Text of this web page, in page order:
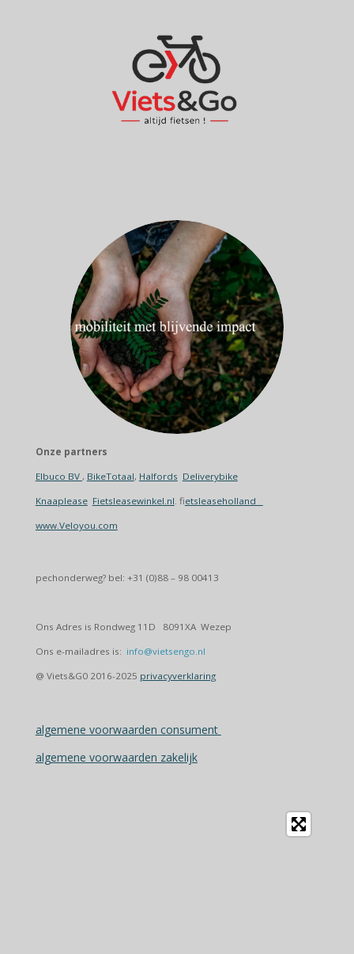
Onze partners
Elbuco BV , BikeTotaal, Halfords Deliverybike
Knaaplease Fietsleasewinkel.nl . fietsleaseholland
www.Veloyou.com
pechonderweg? bel: +31 (0)88 – 98 00413
Ons Adres is Rondweg 11D 8091XA Wezep
Ons e-mailadres is: info@vietsengo.nl
@ Viets&G0 2016-2025 privacyverklaring
algemene voorwaarden consument
algemene voorwaarden zakelijk